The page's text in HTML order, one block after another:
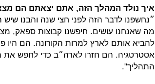
איך נולד המהלך הזה, אתם יצאתם הם
״נחשפנו לדבר הזה לפני חצי שנה והבנו
מה שאנחנו עושים. חיפשנו קבוצות ספאק,
להביא אותם לארץ למרות הקורונה. הם היו
אסטרטגיה. הם חזרו לארה״ב כדי לחפש את
התהליך".